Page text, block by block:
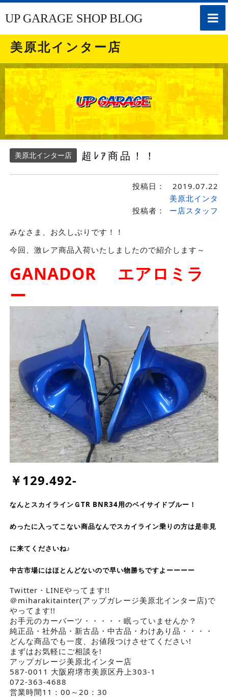
toggle
UP GARAGE SHOP BLOG
美原北インター店
美原北インター店 超ﾚｱ商品！！
投稿日： 2019.07.22
投稿者：
美原北インタ
ー店スタッフ
みなさま、お久しぶりです！！
今回、激レア商品入荷いたしましたので紹介します～
GANADOR エアロミラ
ー
￥129.492-
なんとスカイラインＧTR BNR34用のベイサイドブルー！
めったに入ってこない商品なんでスカイライン乗りの方は是非見
に来てくださいね♪
中古市場にはほとんどないので早い物勝ちですよーーーー
Twitter・LINEやってます!!
＠miharakitainter(アップガレージ美原北インター店)で
やってます!!
お手元のカーパーツ・・・・・眠っていませんか？
純正品・社外品・新古品・中古品・わけあり品・・・・
どんな商品でも一度、お値段つけさせてください!
まずはお気軽にご相談を!
アップガレージ美原北インター店
587-0011 大阪府堺市美原区丹上303-1
072-363-4688
営業時間11：00～20：30